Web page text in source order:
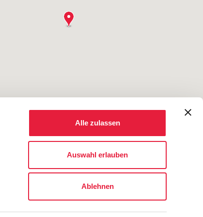
Alle zulassen
Auswahl erlauben
Ablehnen